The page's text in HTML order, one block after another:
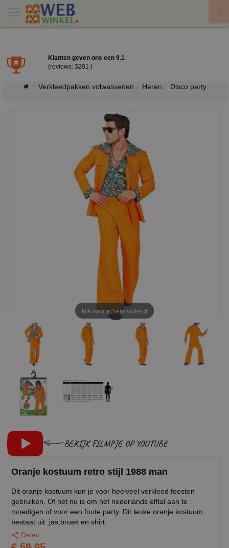
Klanten geven ons een 9.1
(reviews: 3201 )
Verkleedpakken volwassenen Heren Disco party
klik voor schermvullend
BEKIJK FILMPJE OP YOUTUBE
Oranje kostuum retro stijl 1988 man
Dit oranje kostuum kun je voor heelveel verkleed feesten
gebruiken. Of het nu is om het nederlands elftal aan te
moedigen of voor een foute party. Dit leuke oranje kostuum
bestaat uit: jas,broek en shirt.
Delen